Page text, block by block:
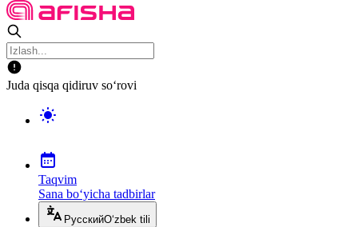
Juda qisqa qidiruv so‘rovi
Taqvim
Sana bo‘yicha tadbirlar
РусскийO‘zbek tili